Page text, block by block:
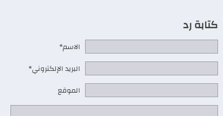
كتابة رد
الاسم*
البريد الإلكتروني*
الموقع